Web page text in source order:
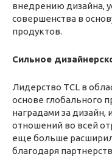
внедрению дизайна,
совершенства в
продуктов.
Сильное
Лидерство TCL в
основе глобального
наградами за дизайн,
отношений во всей
еще больше
благодаря